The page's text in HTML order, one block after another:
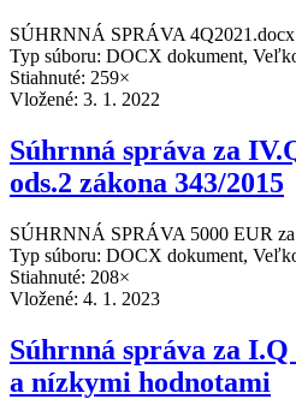
SÚHRNNÁ SPRÁVA 4Q2021.docx
Typ súboru: DOCX dokument,
Stiahnuté: 259×
Vložené: 3. 1. 2022
Súhrnná správa za
ods.2 zákona 343/2015
SÚHRNNÁ SPRÁVA 5000 EUR
Typ súboru: DOCX dokument,
Stiahnuté: 208×
Vložené: 4. 1. 2023
Súhrnná správa za I.Q
a nízkymi hodnotami